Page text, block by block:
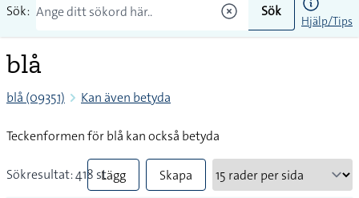
Sök: Sök
Hjälp/Tips
blå
blå (09351) Kan även betyda
Teckenformen för blå kan också betyda
Sökresultat: 418 stLägg
Skapa